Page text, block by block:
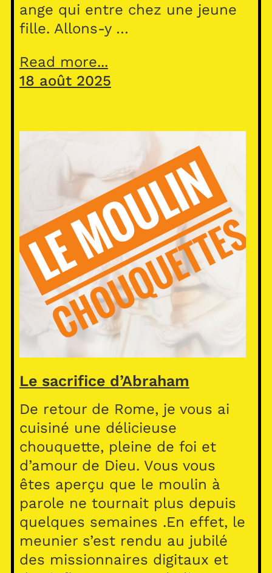
ange qui entre chez une jeune
fille. Allons-y …
Read more...
18 août 2025
Le sacrifice d’Abraham
De retour de Rome, je vous ai
cuisiné une délicieuse
chouquette, pleine de foi et
d’amour de Dieu. Vous vous
êtes aperçu que le moulin à
parole ne tournait plus depuis
quelques semaines .En effet, le
meunier s’est rendu au jubilé
des missionnaires digitaux et